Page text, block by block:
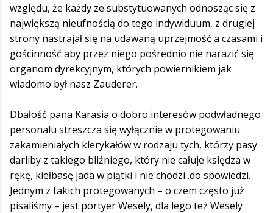
względu, że każdy ze substytuowanych odnosząc się z
największą nieufnością do tego indywiduum, z drugiej
strony nastrajał się na udawaną uprzejmość a czasami i
gościnność aby przez niego pośrednio nie narazić się
organom dyrekcyjnym, których powiernikiem jak
wiadomo był nasz Zauderer.
Dbałość pana Karasia o dobro interesów podwładnego
personalu streszcza się wyłącznie w protegowaniu
zakamieniałych klerykałów w rodzaju tych, którzy pasy
darliby z takiego bliźniego, który nie całuje księdza w
rękę, kiełbasę jada w piątki i nie chodzi .do spowiedzi.
Jednym z takich protegowanych – o czem często już
pisaliśmy – jest portyer Wesely, dla lego też Wesely